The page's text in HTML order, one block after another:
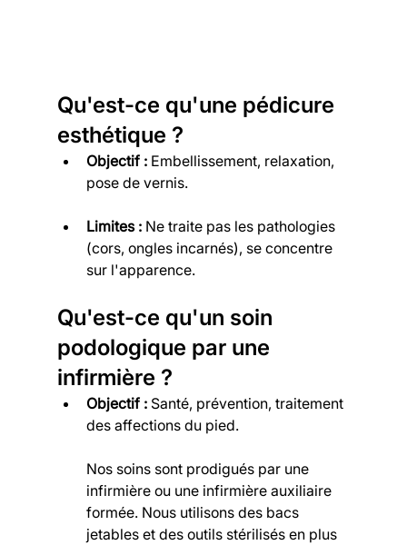
Qu'est-ce qu'une pédicure
esthétique ?
Objectif : Embellissement, relaxation,
pose de vernis.
Limites : Ne traite pas les pathologies
(cors, ongles incarnés), se concentre
sur l'apparence.
Qu'est-ce qu'un soin
podologique par une
infirmière ?
Objectif : Santé, prévention, traitement
des affections du pied.
Nos soins sont prodigués par une
infirmière ou une infirmière auxiliaire
formée. Nous utilisons des bacs
jetables et des outils stérilisés en plus